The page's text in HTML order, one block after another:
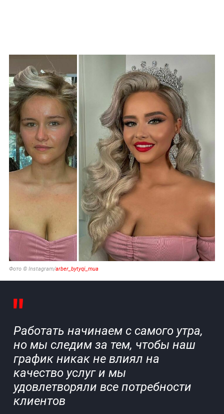
Фото © Instagram/arber_bytyqi_mua
Работать начинаем с самого утра,
но мы следим за тем, чтобы наш
график никак не влиял на
качество услуг и мы
удовлетворяли все потребности
клиентов